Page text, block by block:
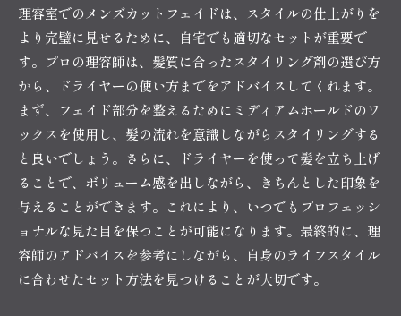
理容室でのメンズカットフェイドは、スタイルの仕上がりを
より完璧に見せるために、自宅でも適切なセットが重要で
す。プロの理容師は、髪質に合ったスタイリング剤の選び方
から、ドライヤーの使い方までをアドバイスしてくれます。
まず、フェイド部分を整えるためにミディアムホールドのワ
ックスを使用し、髪の流れを意識しながらスタイリングする
と良いでしょう。さらに、ドライヤーを使って髪を立ち上げ
ることで、ボリューム感を出しながら、きちんとした印象を
与えることができます。これにより、いつでもプロフェッシ
ョナルな見た目を保つことが可能になります。最終的に、理
容師のアドバイスを参考にしながら、自身のライフスタイル
に合わせたセット方法を見つけることが大切です。